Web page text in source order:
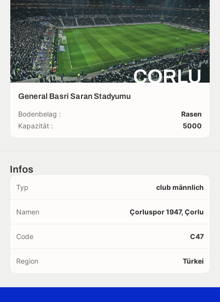
ÇORLU
General Basri Saran Stadyumu
Bodenbelag :
Rasen
Kapazität :
5000
Infos
Typ club männlich
Namen Çorluspor 1947, Çorlu
Code C47
Region Türkei